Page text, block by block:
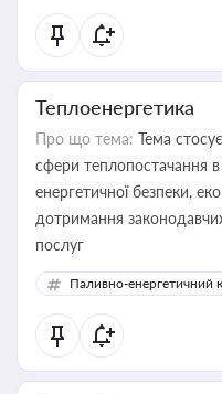
Теплоенергетика
Про що тема: Тема
сфери теплопостачання
енергетичної безпеки,
дотримання
послуг
Паливно-енергетичний